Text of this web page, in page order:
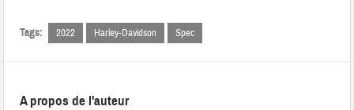
Tags: 2022 Harley-Davidson Spec
A propos de l'auteur